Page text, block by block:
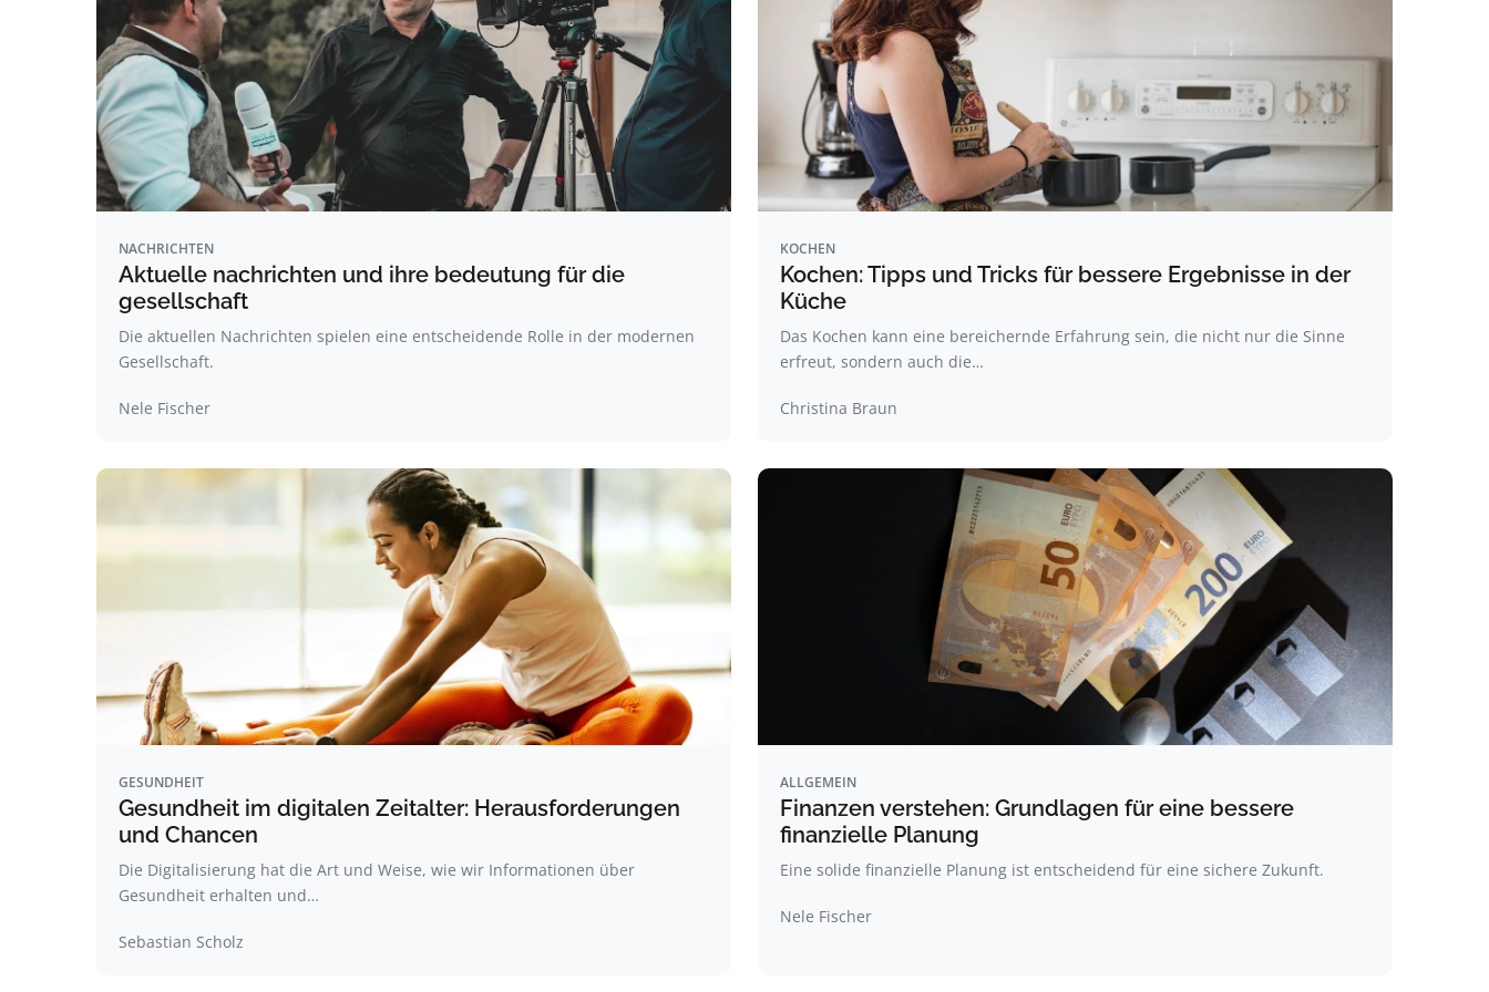
NACHRICHTEN
Aktuelle nachrichten und ihre bedeutung für die
gesellschaft
Die aktuellen Nachrichten spielen eine entscheidende Rolle in der modernen
Gesellschaft.
Nele Fischer
KOCHEN
Kochen: Tipps und Tricks für bessere Ergebnisse in der
Küche
Das Kochen kann eine bereichernde Erfahrung sein, die nicht nur die Sinne
erfreut, sondern auch die…
Christina Braun
GESUNDHEIT
Gesundheit im digitalen Zeitalter: Herausforderungen
und Chancen
Die Digitalisierung hat die Art und Weise, wie wir Informationen über
Gesundheit erhalten und…
Sebastian Scholz
ALLGEMEIN
Finanzen verstehen: Grundlagen für eine bessere
finanzielle Planung
Eine solide finanzielle Planung ist entscheidend für eine sichere Zukunft.
Nele Fischer